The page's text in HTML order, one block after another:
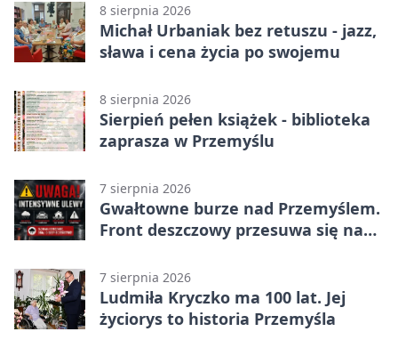
8 sierpnia 2026
Michał Urbaniak bez retuszu - jazz,
sława i cena życia po swojemu
8 sierpnia 2026
Sierpień pełen książek - biblioteka
zaprasza w Przemyślu
7 sierpnia 2026
Gwałtowne burze nad Przemyślem.
Front deszczowy przesuwa się na
7 sierpnia 2026
Ludmiła Kryczko ma 100 lat. Jej
życiorys to historia Przemyśla